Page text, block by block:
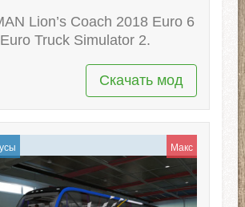
Lion’s Coach 2018 Euro 6
Truck Simulator 2.
Скачать мод
Макс